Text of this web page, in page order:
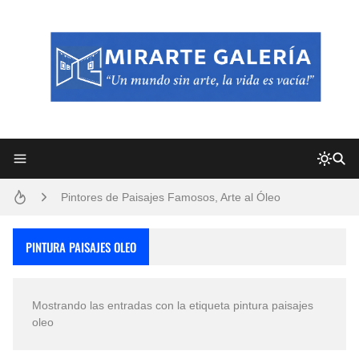
Pintores de Paisajes Famosos, Arte al Óleo
PINTURA PAISAJES OLEO
Mostrando las entradas con la etiqueta pintura paisajes
oleo